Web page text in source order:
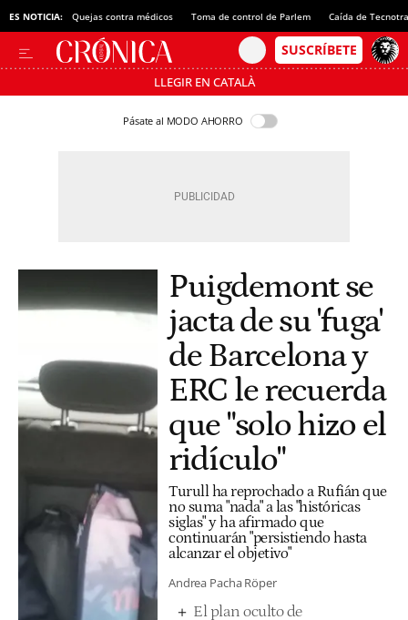
ES NOTICIA: Quejas contra médicos Toma de control de Parlem Caída de
LLEGIR EN CATALÀ
Pásate al MODO AHORRO
Puigdemont se
jacta de su 'fuga'
de Barcelona y
ERC le recuerda
que "solo hizo el
ridículo"
Turull ha reprochado a Rufián que
no suma "nada" a las "históricas
siglas" y ha afirmado que
continuarán "persistiendo hasta
alcanzar el objetivo"
Andrea Pacha Röper
El plan oculto de